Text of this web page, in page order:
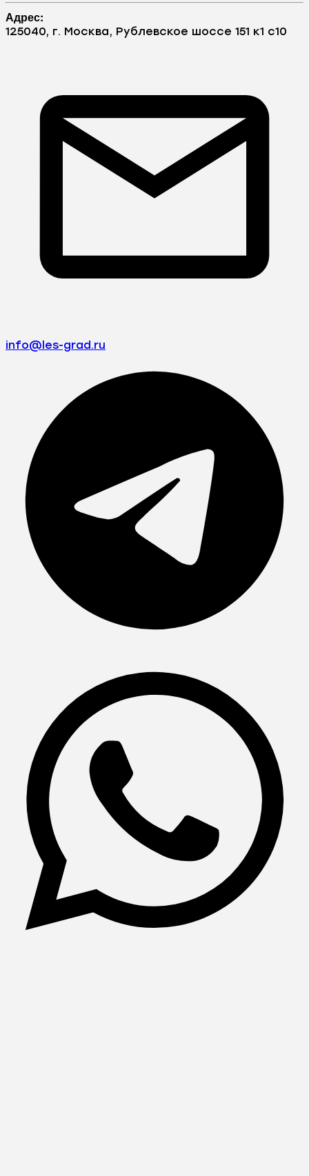
Адрес:
125040, г. Москва, Рублевское шоссе 151 к1 с10
info@les-grad.ru